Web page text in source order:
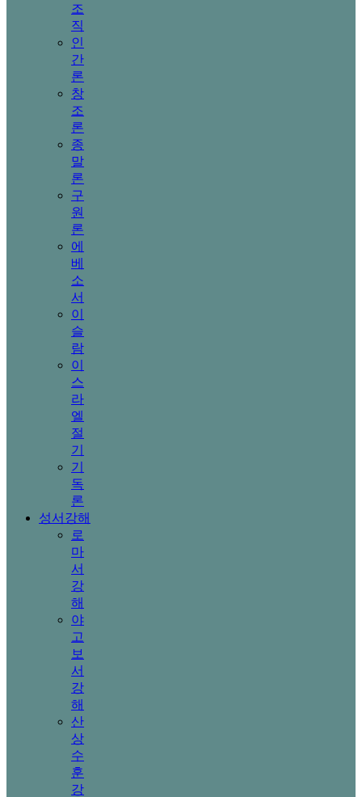
조
직
인
간
론
창
조
론
종
말
론
구
원
론
에
베
소
서
이
슬
람
이
스
라
엘
절
기
기
독
론
성서강해
로
마
서
강
해
야
고
보
서
강
해
산
상
수
훈
강